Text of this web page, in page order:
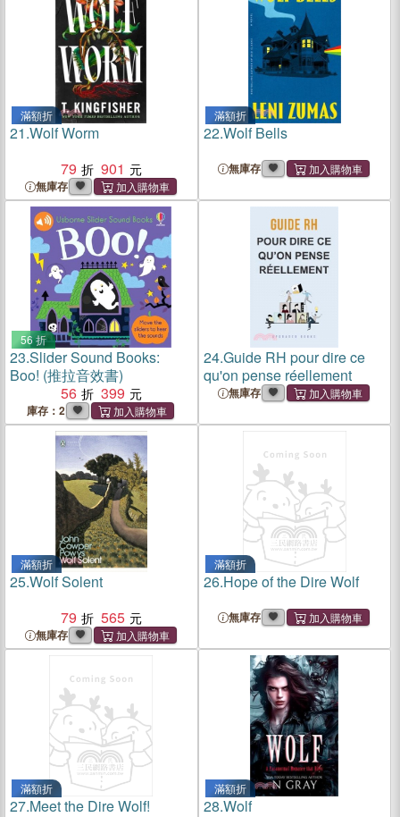
滿額折
21.Wolf Worm
79
901
無庫存
滿額折
22.Wolf Bells
無庫存
56 折
23.Slider Sound Books:
Boo! (推拉音效書)
56
399
庫存：2
24.Guide RH pour dire ce
qu'on pense réellement
無庫存
滿額折
25.Wolf Solent
79
565
無庫存
滿額折
26.Hope of the Dire Wolf
無庫存
滿額折
27.Meet the Dire Wolf!
滿額折
28.Wolf